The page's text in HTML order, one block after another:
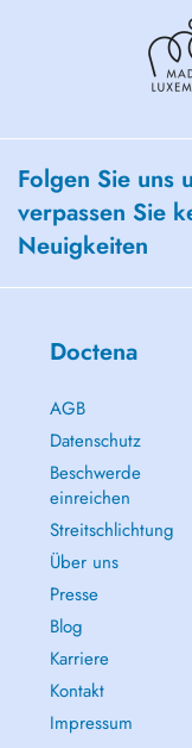
Folgen Sie uns
verpassen Sie
Neuigkeiten
Doctena
AGB
Datenschutz
Beschwerde
einreichen
Streitschlichtung
Über uns
Presse
Blog
Karriere
Kontakt
Impressum